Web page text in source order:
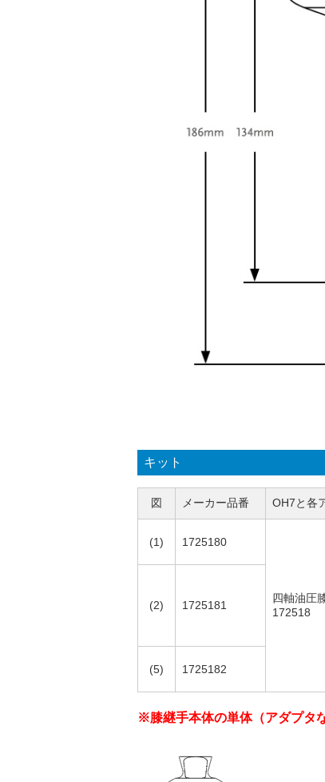
キット
図 メーカー品番 OH7と各
(1) 1725180
四軸油圧
172518
(2) 1725181
(5) 1725182
※膝継手本体の単体（アダプタ